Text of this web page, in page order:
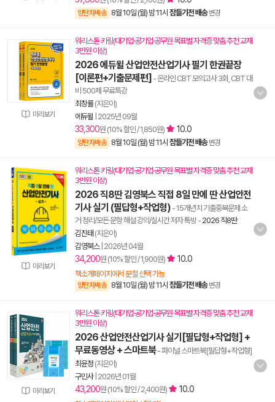
양탄자배송 8월 10일 (월) 밤 11시 잠들기전 배송 변경
미리보기
워리스톤 키링(대기업·공기업·공무원 목표별 자격증 맞춤 추천 교재
3만원 이상)
2026 에듀윌 산업안전산업기사 필기 한권끝장
[이론편+기출문제편] - 온라인 CBT 모의고사 3회, CBT 대
비 500제 무료특강
최창률(지은이)
에듀윌 2025년 09월
33,300원 (10% 할인 / 1,850원) 10.0
양탄자배송 8월 10일 (월) 밤 11시 잠들기전 배송 변경
미리보기
워리스톤 키링(대기업·공기업·공무원 목표별 자격증 맞춤 추천 교재
3만원 이상)
2026 직8딴 김영북스 직접 8일 만에 딴 산업안전
기사 실기 (필답형+작업형) - 15개년치 기출중복문제 소
거 정리/모든 문항 해설 강의/실시간 저자 톡방- 2026 직8딴
김진태 (지은이)
김영북스| 2026년 04월
34,200원 (10% 할인 / 1,900원) 10.0
책소개페이지에서 분철 선택 가능
양탄자배송 8월 10일 (월) 밤 11시 잠들기전 배송 변경
미리보기
워리스톤 키링(대기업·공기업·공무원 목표별 자격증 맞춤 추천 교재
3만원 이상)
2026 산업안전산업기사 실기[필답형+작업형] +
무료동영상 + 스마트북- 파이널 스마트북[필답형+작업형]
최윤정 (지은이)
구민사| 2026년 01월
43,200원 (10% 할인 / 2,400원) 10.0